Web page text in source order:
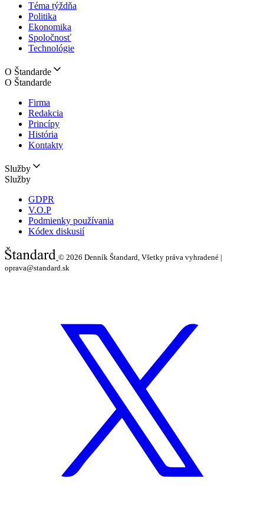
Téma týždňa
Politika
Ekonomika
Spoločnosť
Technológie
O Štandarde
O Štandarde
Firma
Redakcia
Princípy
História
Kontakty
Služby
Služby
GDPR
V.O.P
Podmienky používania
Kódex diskusií
© 2026 Denník Štandard, Všetky práva vyhradené |
oprava@standard.sk